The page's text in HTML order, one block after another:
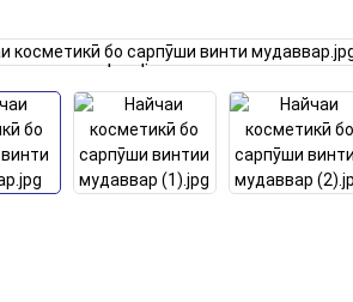
Loading...
Loading...